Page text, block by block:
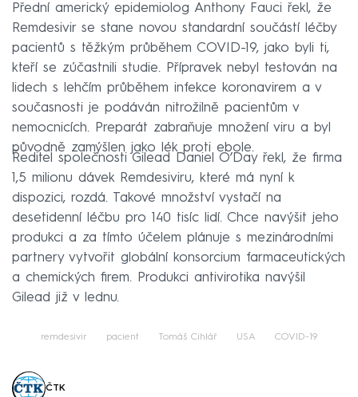
Přední americký epidemiolog Anthony Fauci řekl, že
Remdesivir se stane novou standardní součástí léčby
pacientů s těžkým průběhem COVID-19, jako byli ti,
kteří se zúčastnili studie. Přípravek nebyl testován na
lidech s lehčím průběhem infekce koronavirem a v
současnosti je podáván nitrožilně pacientům v
nemocnicích. Preparát zabraňuje množení viru a byl
původně zamýšlen jako lék proti ebole.
Ředitel společnosti Gilead Daniel O’Day řekl, že firma
1,5 milionu dávek Remdesiviru, které má nyní k
dispozici, rozdá. Takové množství vystačí na
desetidenní léčbu pro 140 tisíc lidí. Chce navýšit jeho
produkci a za tímto účelem plánuje s mezinárodními
partnery vytvořit globální konsorcium farmaceutických
a chemických firem. Produkci antivirotika navýšil
Gilead již v lednu.
remdesivir pacient Tomáš Cihlář USA COVID-19
ČTK